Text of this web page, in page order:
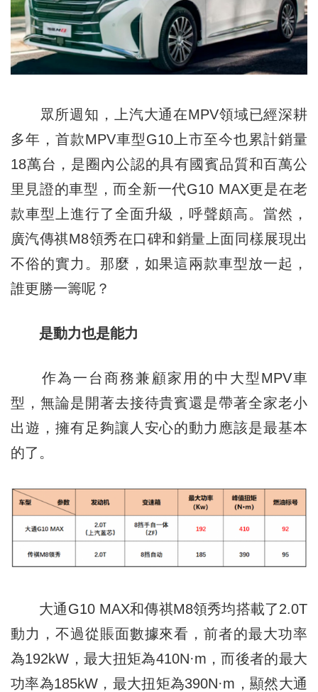
眾所週知，上汽大通在MPV領域已經深耕
多年，首款MPV車型G10上市至今也累計銷量
18萬台，是圈內公認的具有國賓品質和百萬公
里見證的車型，而全新一代G10 MAX更是在老
款車型上進行了全面升級，呼聲頗高。當然，
廣汽傳祺M8領秀在口碑和銷量上面同樣展現出
不俗的實力。那麼，如果這兩款車型放一起，
誰更勝一籌呢？
是動力也是能力
作為一台商務兼顧家用的中大型MPV車
型，無論是開著去接待貴賓還是帶著全家老小
出遊，擁有足夠讓人安心的動力應該是最基本
的了。
大通G10 MAX和傳祺M8領秀均搭載了2.0T
動力，不過從賬面數據來看，前者的最大功率
為192kW，最大扭矩為410N·m，而後者的最大
功率為185kW，最大扭矩為390N·m，顯然大通